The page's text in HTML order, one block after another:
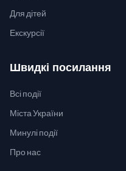
Для дітей
Екскурсії
Швидкі посилання
Всі події
Міста України
Минулі події
Про нас